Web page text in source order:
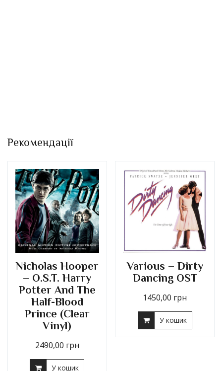
Рекомендації
Nicholas Hooper
– O.S.T. Harry
Potter And The
Half-Blood
Prince (Clear
Vinyl)
2490,00 грн
У кошик
Various – Dirty
Dancing OST
1450,00 грн
У кошик